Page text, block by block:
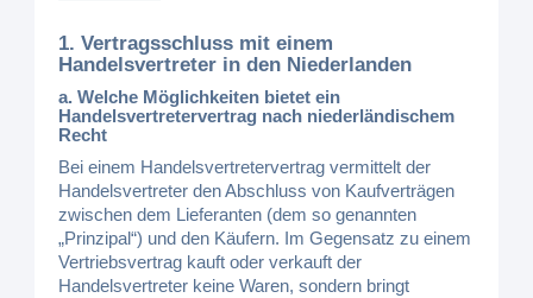
1. Vertragsschluss mit einem
Handelsvertreter in den Niederlanden
a. Welche Möglichkeiten bietet ein
Handelsvertretervertrag nach niederländischem
Recht
Bei einem Handelsvertretervertrag vermittelt der
Handelsvertreter den Abschluss von Kaufverträgen
zwischen dem Lieferanten (dem so genannten
„Prinzipal“) und den Käufern. Im Gegensatz zu einem
Vertriebsvertrag kauft oder verkauft der
Handelsvertreter keine Waren, sondern bringt